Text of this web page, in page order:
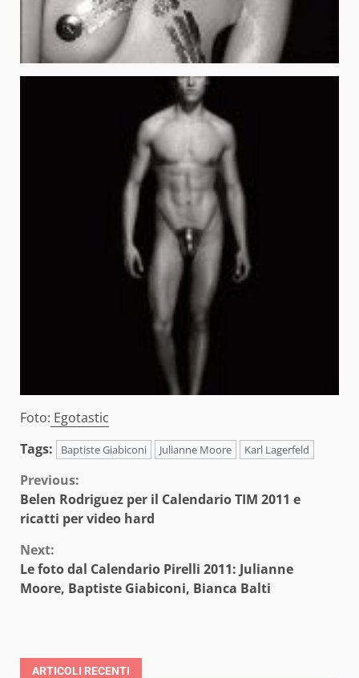
Foto: Egotastic
Tags:
Baptiste Giabiconi Julianne Moore Karl Lagerfeld
Continue
Reading
Previous:
Belen Rodriguez per il Calendario TIM 2011 e
ricatti per video hard
Next:
Le foto dal Calendario Pirelli 2011: Julianne
Moore, Baptiste Giabiconi, Bianca Balti
ARTICOLI RECENTI